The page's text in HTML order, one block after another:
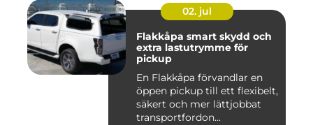
02. jul
Flakkåpa smart skydd och
extra lastutrymme för
pickup
En Flakkåpa förvandlar en
öppen pickup till ett flexibelt,
säkert och mer lättjobbat
transportfordon...